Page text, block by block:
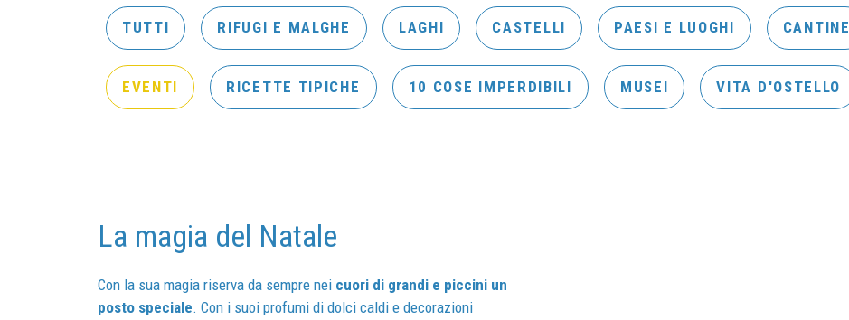
TUTTI RIFUGI E MALGHE LAGHI CASTELLI PAESI E LUOGHI CANTINE
EVENTI RICETTE TIPICHE 10 COSE IMPERDIBILI MUSEI VITA D'OSTELLO
La magia del Natale
Con la sua magia riserva da sempre nei cuori di grandi e piccini un
posto speciale. Con i suoi profumi di dolci caldi e decorazioni